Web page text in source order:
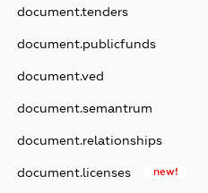
document.tenders
document.publicfunds
document.ved
document.semantrum
document.relationships
document.licenses new!